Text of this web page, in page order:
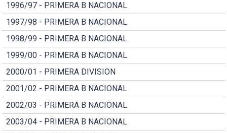
1996/97 - PRIMERA B NACIONAL
1997/98 - PRIMERA B NACIONAL
1998/99 - PRIMERA B NACIONAL
1999/00 - PRIMERA B NACIONAL
2000/01 - PRIMERA DIVISION
2001/02 - PRIMERA B NACIONAL
2002/03 - PRIMERA B NACIONAL
2003/04 - PRIMERA B NACIONAL